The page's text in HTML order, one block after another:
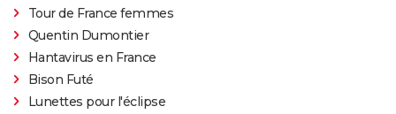
Tour de France femmes
Quentin Dumontier
Hantavirus en France
Bison Futé
Lunettes pour l'éclipse